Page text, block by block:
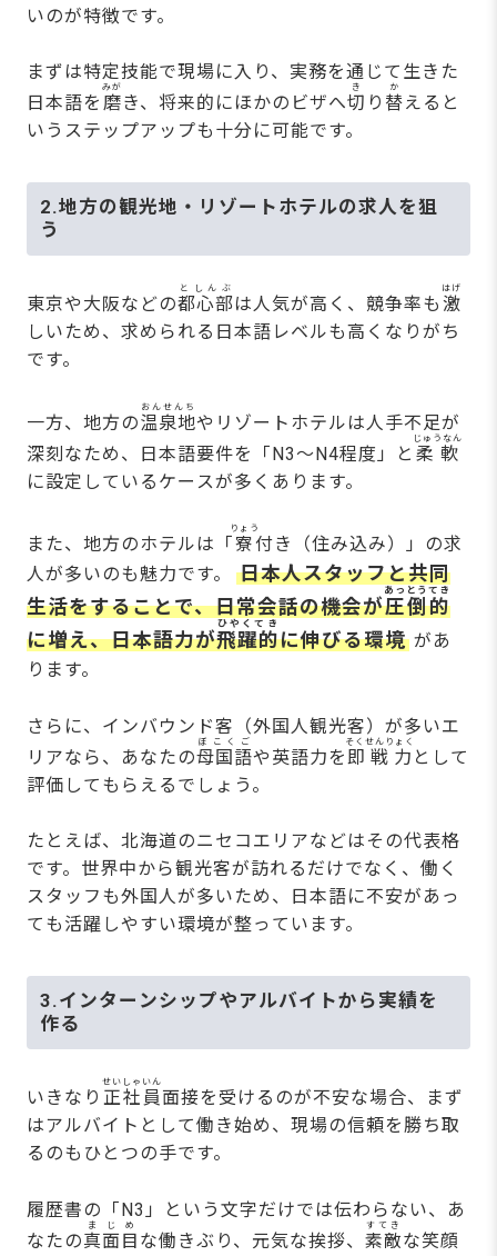
いのが特徴です。
まずは特定技能で現場に入り、実務を通じて生きた
日本語を 磨
みが
き、将来的にほかのビザへ切
き
り 替
か
えると
いうステップアップも十分に可能です。
2.地方の観光地・リゾートホテルの求人を狙
う
東京や大阪などの都心部
としんぶ
は人気が高く、競争率も 激
はげ
しいため、求められる日本語レベルも高くなりがち
です。
一方、地方の温泉地
おんせんち
やリゾートホテルは人手不足が
深刻なため、日本語要件を「N3～N4程度」と 柔軟
じゅうなん
に設定しているケースが多くあります。
また、地方のホテルは「 寮
りょう
付き（住み込み）」の求
人が多いのも魅力です。
日本人スタッフと共同
生活をすることで、日常会話の機会が圧倒的
あっとうてき
に増え、日本語力が飛躍的
ひやくてき
に伸びる環境 があ
ります。
さらに、インバウンド客（外国人観光客）が多いエ
リアなら、あなたの母国語
ぼこくご
や英語力を即戦力
そくせんりょく
として
評価してもらえるでしょう。
たとえば、北海道のニセコエリアなどはその代表格
です。世界中から観光客が訪れるだけでなく、働く
スタッフも外国人が多いため、日本語に不安があっ
ても活躍しやすい環境が整っています。
3.インターンシップやアルバイトから実績を
作る
いきなり 正社員
せいしゃいん
面接を受けるのが不安な場合、まず
はアルバイトとして働き始め、現場の信頼を勝ち取
るのもひとつの手です。
履歴書の「N3」という文字だけでは伝わらない、あ
なたの真面目
まじめ
な働きぶり、元気な挨拶、 素敵
すてき
な笑顔